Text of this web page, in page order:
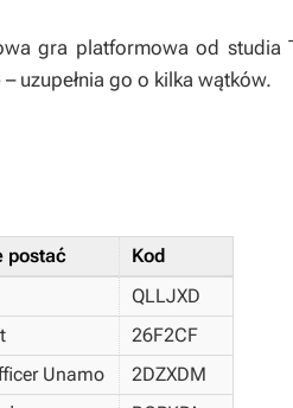
gra platformowa od studia
uzupełnia go o kilka wątków.
postać
Kod
QLLJXD
26F2CF
Unamo
2DZXDM